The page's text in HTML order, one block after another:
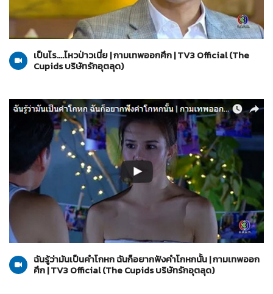
29-03-2560
The Cupids บริษัทรักอุตลุด
เป็นไร....ไหวป่าวเนี่ย | กามเทพออกศึก | TV3 Official (The
Cupids บริษัทรักอุตลุด)
29-03-2560
The Cupids บริษัทรักอุตลุด
ฉันรู้ว่ามันเป็นคำโกหก ฉันก็อยากฟังคำโกหกนั้น | กามเทพออก
ศึก | TV3 Official (The Cupids บริษัทรักอุตลุด)